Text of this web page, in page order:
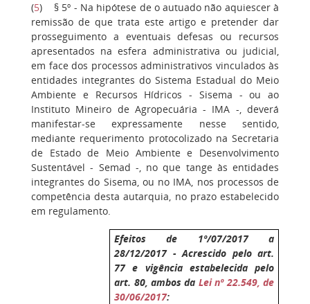
(5) § 5º - Na hipótese de o autuado não aquiescer à
remissão de que trata este artigo e pretender dar
prosseguimento a eventuais defesas ou recursos
apresentados na esfera administrativa ou judicial,
em face dos processos administrativos vinculados às
entidades integrantes do Sistema Estadual do Meio
Ambiente e Recursos Hídricos - Sisema - ou ao
Instituto Mineiro de Agropecuária - IMA -, deverá
manifestar-se expressamente nesse sentido,
mediante requerimento protocolizado na Secretaria
de Estado de Meio Ambiente e Desenvolvimento
Sustentável - Semad -, no que tange às entidades
integrantes do Sisema, ou no IMA, nos processos de
competência desta autarquia, no prazo estabelecido
em regulamento.
Efeitos de 1º/07/2017 a
28/12/2017 - Acrescido pelo art.
77 e vigência estabelecida pelo
art. 80, ambos da Lei nº 22.549, de
30/06/2017: